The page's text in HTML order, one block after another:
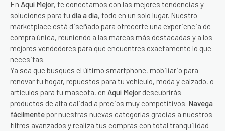
En Aquí Mejor, te conectamos con las mejores tendencias y
soluciones para tu día a día, todo en un solo lugar. Nuestro
marketplace está diseñado para ofrecerte una experiencia de
compra única, reuniendo a las marcas más destacadas y a los
mejores vendedores para que encuentres exactamente lo que
necesitas.
Ya sea que busques el último smartphone, mobiliario para
renovar tu hogar, repuestos para tu vehículo, moda y calzado, o
artículos para tu mascota, en Aquí Mejor descubrirás
productos de alta calidad a precios muy competitivos. Navega
fácilmente por nuestras nuevas categorías gracias a nuestros
filtros avanzados y realiza tus compras con total tranquilidad